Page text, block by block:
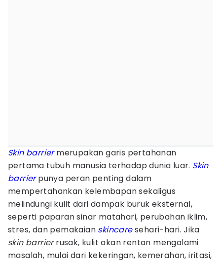
Skin barriermerupakan garis pertahanan
pertama tubuh manusia terhadap dunia luar. Skin
barrierpunya peran penting dalam
mempertahankan kelembapan sekaligus
melindungi kulit dari dampak buruk eksternal,
seperti paparan sinar matahari, perubahan iklim,
stres, dan pemakaian skincaresehari-hari. Jika
skin barrierrusak, kulit akan rentan mengalami
masalah, mulai dari kekeringan, kemerahan, iritasi,